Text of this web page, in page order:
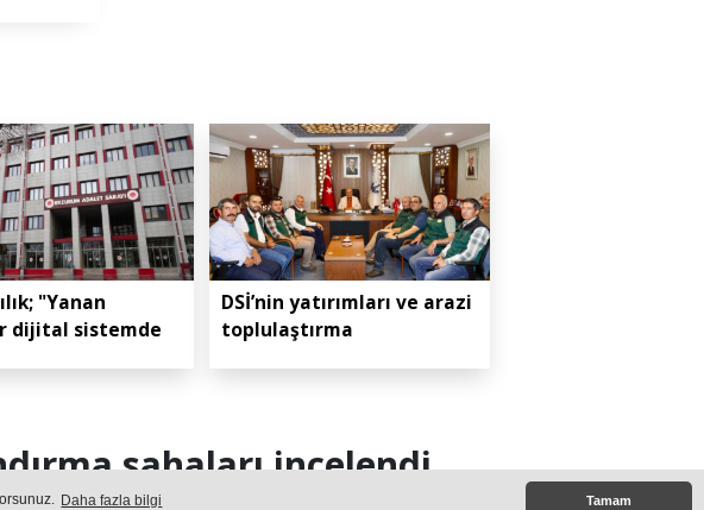
Daha fazla bilgi Tamam
"Yanan
dijital sistemde
DSİ’nin yatırımları ve arazi
toplulaştırma
sahaları incelendi